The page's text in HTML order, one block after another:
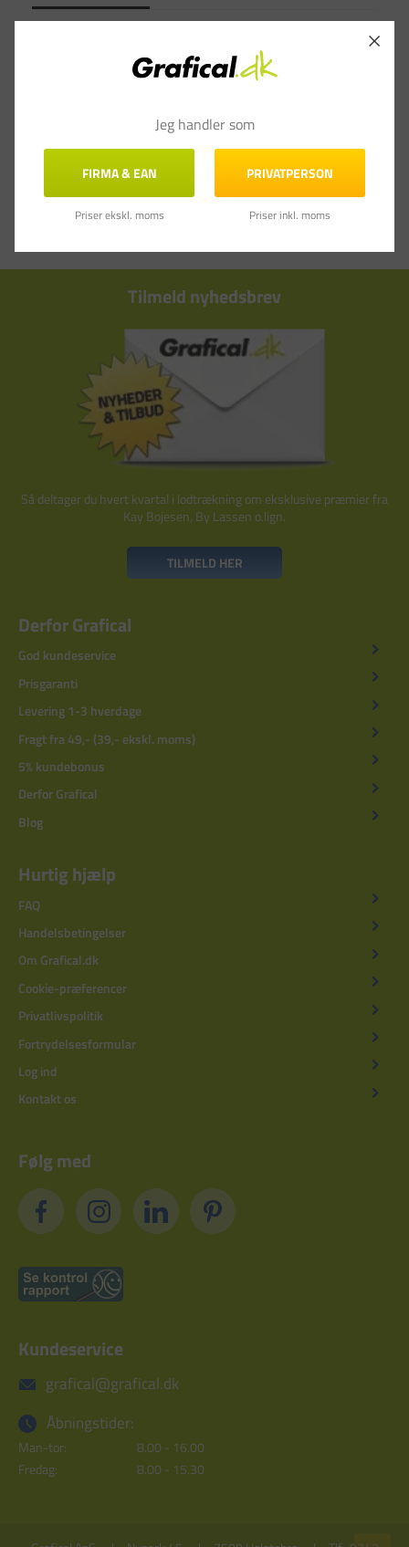
Tilmeld nyhedsbrev
Så deltager du hvert kvartal i lodtrækning om eksklusive præmier fra
Kay Bojesen, By Lassen o.lign.
TILMELD HER
Derfor Grafical
God kundeservice
Prisgaranti
Levering 1-3 hverdage
Fragt fra 49,- (39,- ekskl. moms)
5% kundebonus
Derfor Grafical
Blog
Hurtig hjælp
FAQ
Handelsbetingelser
Om Grafical.dk
Cookie-præferencer
Privatlivspolitik
Fortrydelsesformular
Log ind
Kontakt os
Følg med
Kundeservice
grafical@grafical.dk
Åbningstider:
Man-tor:
8.00 - 16.00
Fredag:
8.00 - 15.30
Jeg handler som
FIRMA & EAN
Priser ekskl. moms
PRIVATPERSON
Priser inkl. moms